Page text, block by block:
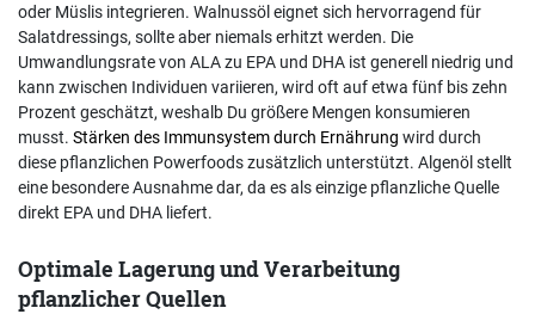
oder Müslis integrieren. Walnussöl eignet sich hervorragend für
Salatdressings, sollte aber niemals erhitzt werden. Die
Umwandlungsrate von ALA zu EPA und DHA ist generell niedrig und
kann zwischen Individuen variieren, wird oft auf etwa fünf bis zehn
Prozent geschätzt, weshalb Du größere Mengen konsumieren
musst. Stärken des Immunsystem durch Ernährung wird durch
diese pflanzlichen Powerfoods zusätzlich unterstützt. Algenöl stellt
eine besondere Ausnahme dar, da es als einzige pflanzliche Quelle
direkt EPA und DHA liefert.
Optimale Lagerung und Verarbeitung
pflanzlicher Quellen